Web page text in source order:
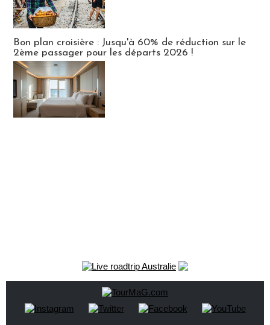
Bon plan croisière : Jusqu'à 60% de réduction sur le
2ème passager pour les départs 2026 !